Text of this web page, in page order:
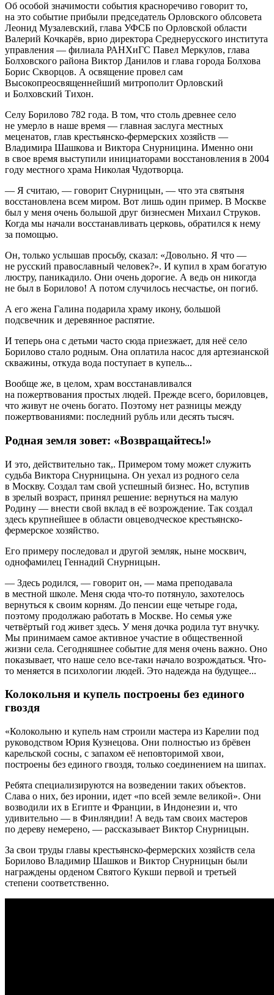
Об особой значимости события красноречиво говорит то,
на это событие прибыли председатель Орловского облсовета
Леонид Музалевский, глава УФСБ по Орловской области
Валерий Кочкарёв, врио директора Среднерусского института
управления — филиала РАНХиГС Павел Меркулов, глава
Болховского района Виктор Данилов и глава города Болхова
Борис Скворцов. А освящение провел сам
Высокопреосвященнейший митрополит Орловский
и Болховский Тихон.
Селу Борилово 782 года. В том, что столь древнее село
не умерло в наше время — главная заслуга местных
меценатов, глав крестьянско-фермерских хозяйств —
Владимира Шашкова и Виктора Снурницина. Именно они
в свое время выступили инициаторами восстановления в 2004
году местного храма Николая Чудотворца.
— Я считаю, — говорит Снурницын, — что эта святыня
восстановлена всем миром. Вот лишь один пример. В Москве
был у меня очень большой друг бизнесмен Михаил Струков.
Когда мы начали восстанавливать церковь, обратился к нему
за помощью.
Он, только услышав просьбу, сказал: «Довольно. Я что —
не русский православный человек?». И купил в храм богатую
люстру, паникадило. Они очень дорогие. А ведь он никогда
не был в Борилово! А потом случилось несчастье, он погиб.
А его жена Галина подарила храму икону, большой
подсвечник и деревянное распятие.
И теперь она с детьми часто сюда приезжает, для неё село
Борилово стало родным. Она оплатила насос для артезианской
скважины, откуда вода поступает в купель...
Вообще же, в целом, храм восстанавливался
на пожертвования простых людей. Прежде всего, бориловцев,
что живут не очень богато. Поэтому нет разницы между
пожертвованиями: последний рубль или десять тысяч.
Родная земля зовет: «Возвращайтесь!»
И это, действительно так,. Примером тому может служить
судьба Виктора Снурницына. Он уехал из родного села
в Москву. Создал там свой успешный бизнес. Но, вступив
в зрелый возраст, принял решение: вернуться на малую
Родину — внести свой вклад в её возрождение. Так создал
здесь крупнейшее в области овцеводческое крестьянско-
фермерское хозяйство.
Его примеру последовал и другой земляк, ныне москвич,
однофамилец Геннадий Снурницын.
— Здесь родился, — говорит он, — мама преподавала
в местной школе. Меня сюда что-то потянуло, захотелось
вернуться к своим корням. До пенсии еще четыре года,
поэтому продолжаю работать в Москве. Но семья уже
четвёртый год живет здесь. У меня дочка родила тут внучку.
Мы принимаем самое активное участие в общественной
жизни села. Сегодняшнее событие для меня очень важно. Оно
показывает, что наше село все-таки начало возрождаться. Что-
то меняется в психологии людей. Это надежда на будущее...
Колокольня и купель построены без единого
гвоздя
«Колокольню и купель нам строили мастера из Карелии под
руководством Юрия Кузнецова. Они полностью из брёвен
карельской сосны, с запахом её неповторимой хвои,
построены без единого гвоздя, только соединением на шипах.
Ребята специализируются на возведении таких объектов.
Слава о них, без иронии, идет «по всей земле великой». Они
возводили их в Египте и Франции, в Индонезии и, что
удивительно — в Финляндии! А ведь там своих мастеров
по дереву немерено, — рассказывает Виктор Снурницын.
За свои труды главы крестьянско-фермерских хозяйств села
Борилово Владимир Шашков и Виктор Снурницын были
награждены орденом Святого Кукши первой и третьей
степени соответственно.